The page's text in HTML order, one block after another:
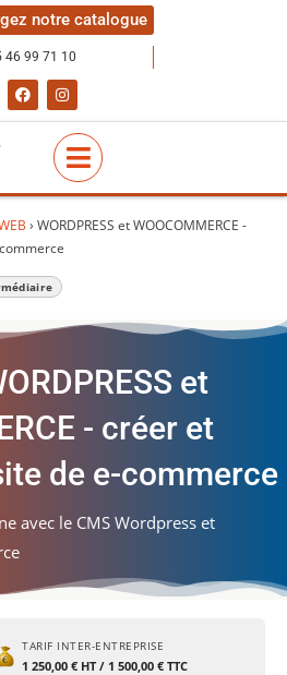
notre catalogue
46 99 71 10
› WORDPRESS et WOOCOMMERCE -
et
- créer et
de e-commerce
avec le CMS Wordpress et
TARIF INTER-ENTREPRISE
1 250,00 € HT / 1 500,00 € TTC